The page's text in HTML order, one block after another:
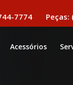
7774 Peças:
Acessórios